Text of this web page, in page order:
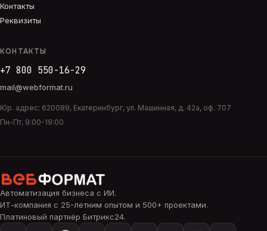
Контакты
Реквизиты
КОНТАКТЫ
+7 800 550-16-29
mail@webformat.ru
Юр. адрес: 620089, Екатеринбург, ул. Машинная, д. 42а, оф. 707
Пн-Пт, 9:00-19:00
Автоматизация бизнеса с ИИ.
ИТ-компания с 25-летним опытом и 500+ проектами.
Платиновый партнёр Битрикс24.